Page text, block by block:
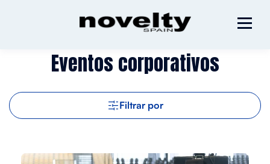
Eventos corporativos
Filtrar por